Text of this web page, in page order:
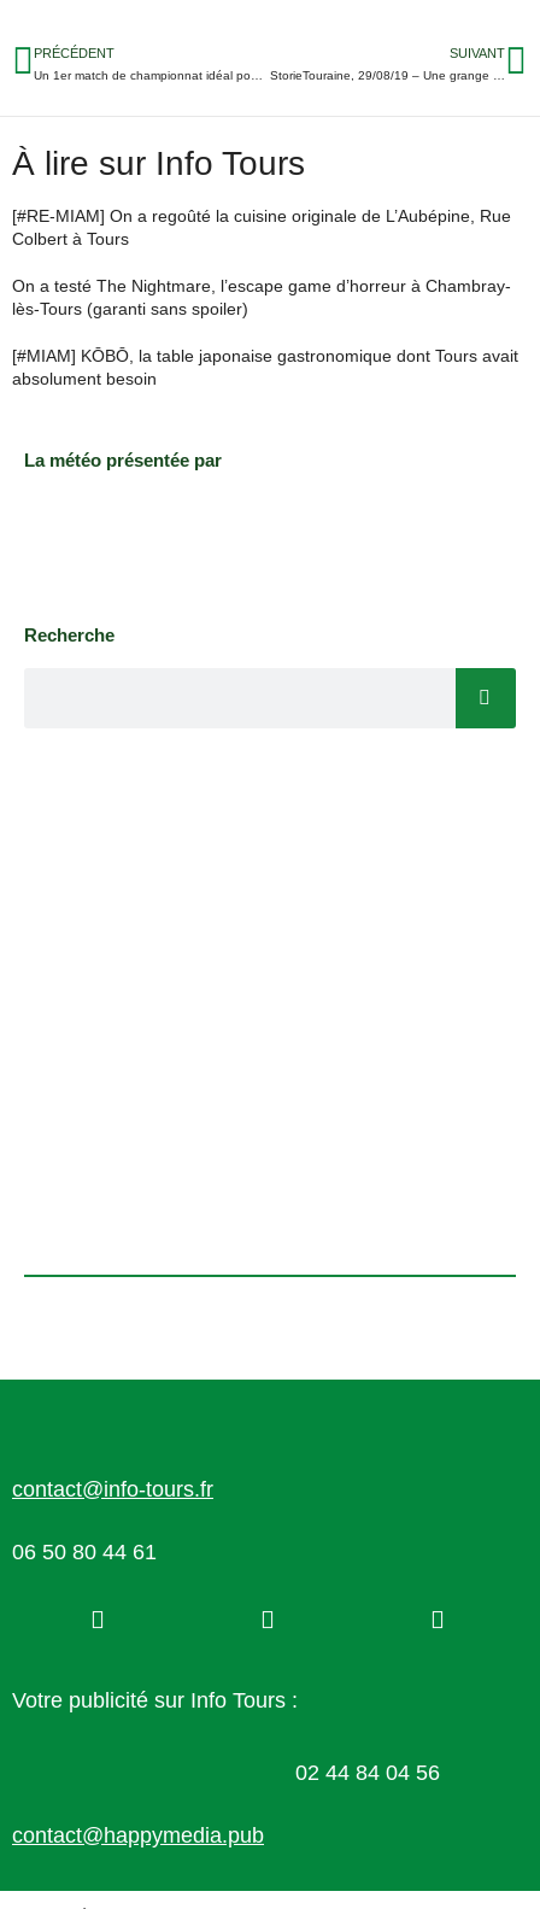
PRÉCÉDENT SUIVANT
À lire sur Info Tours
[#RE-MIAM] On a regoûté la cuisine originale de L’Aubépine, Rue
Colbert à Tours
On a testé The Nightmare, l’escape game d’horreur à Chambray-
lès-Tours (garanti sans spoiler)
[#MIAM] KŌBŌ, la table japonaise gastronomique dont Tours avait
absolument besoin
La météo présentée par
Recherche
contact@info-tours.fr
06 50 80 44 61
Votre publicité sur Info Tours :
02 44 84 04 56
contact@happymedia.pub